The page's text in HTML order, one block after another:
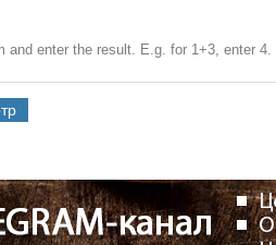
and enter the result. E.g. for 1+3, enter 4.